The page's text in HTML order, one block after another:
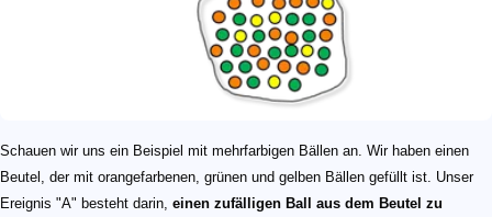
Schauen wir uns ein Beispiel mit mehrfarbigen Bällen an. Wir haben einen
Beutel, der mit orangefarbenen, grünen und gelben Bällen gefüllt ist. Unser
Ereignis "A" besteht darin, einen zufälligen Ball aus dem Beutel zu